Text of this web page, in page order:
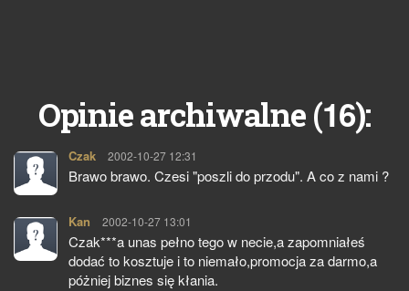
Opinie archiwalne (16):
Czak pisze:
2002-10-27 12:31
Brawo brawo. Czesi "poszli do przodu". A co z nami ?
Kan pisze:
2002-10-27 13:01
Czak***a unas pełno tego w necie,a zapomniałeś
dodać to kosztuje i to niemało,promocja za darmo,a
póżniej biznes się kłania.